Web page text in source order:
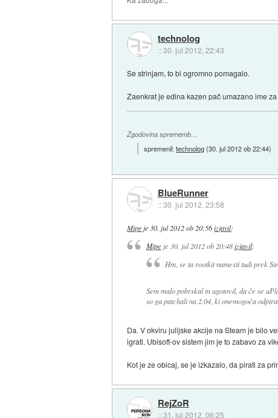
technolog
::30. jul 2012, 22:43
Se strinjam, to bi ogromno pomagalo.
Zaenkrat je edina kazen pač umazano ime
Zgodovina sprememb…
spremenil:technolog(30. jul 2012 ob 22:44)
BlueRunner
::30. jul 2012, 23:58
Mipe je 30. jul 2012 ob 20:56 izjavil:
Mipe je 30. jul 2012 ob 20:48 izjavil:
Hm, se ta rootkit namesti tudi prek
Sem malo pobrskal in ugotovil, da če se
so ga patchali na 2.04, ki onemogoča
Da. V okviru julijske akcije na Steam je bilo
igrati. Ubisoft-ov sistem jim je to zabavo za
Kot je ze obicaj, se je izkazalo, da pirati za
RejZoR
::31. jul 2012, 06:25